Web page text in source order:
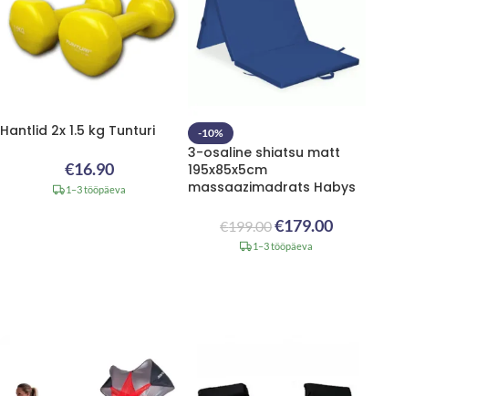
Hantlid 2x 1.5 kg Tunturi
€16.90
1–3 tööpäeva
-10%
3-osaline shiatsu matt
195x85x5cm
massaazimadrats Habys
€199.00€179.00
1–3 tööpäeva